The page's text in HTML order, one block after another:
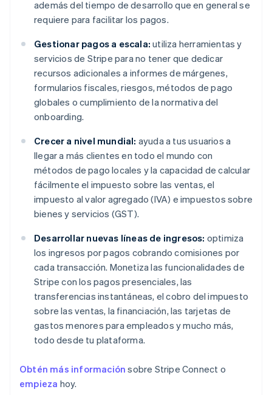
además del tiempo de desarrollo que en general se
requiere para facilitar los pagos.
Gestionar pagos a escala: utiliza herramientas y
servicios de Stripe para no tener que dedicar
recursos adicionales a informes de márgenes,
formularios fiscales, riesgos, métodos de pago
globales o cumplimiento de la normativa del
onboarding.
Crecer a nivel mundial: ayuda a tus usuarios a
llegar a más clientes en todo el mundo con
métodos de pago locales y la capacidad de calcular
fácilmente el impuesto sobre las ventas, el
impuesto al valor agregado (IVA) e impuestos sobre
bienes y servicios (GST).
Desarrollar nuevas líneas de ingresos: optimiza
los ingresos por pagos cobrando comisiones por
cada transacción. Monetiza las funcionalidades de
Stripe con los pagos presenciales, las
transferencias instantáneas, el cobro del impuesto
sobre las ventas, la financiación, las tarjetas de
gastos menores para empleados y mucho más,
todo desde tu plataforma.
Obtén más información sobre Stripe Connect o
empieza hoy.